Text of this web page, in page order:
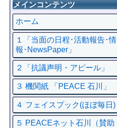
メインコンテンツ
ホーム
１「当面の日程･活動報告･情
報･NewsPaper」
２「抗議声明・アピール」
３ 機関紙 「PEACE 石川」
４ フェイスプック(ほぼ毎日)
５ PEACEネット石川（賛助